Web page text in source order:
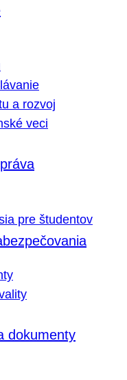
a rozvoj
veci
pre študentov
dokumenty